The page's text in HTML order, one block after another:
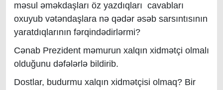
məsul əməkdaşları öz yazdıqları cavabları
oxuyub vətəndaşlara nə qədər əsəb sarsıntısının
yaratdıqlarının fərqindədirlərmi?
Cənab Prezident məmurun xalqın xidmətçi olmalı
olduğunu dəfələrlə bildirib.
Dostlar, budurmu xalqın xidmətçisi olmaq? Bir